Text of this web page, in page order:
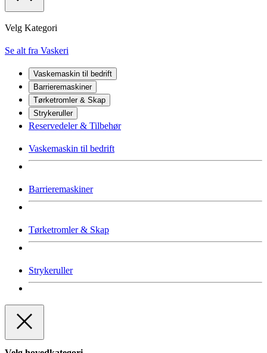
Velg Kategori
Se alt fra Vaskeri
Vaskemaskin til bedrift
Barrieremaskiner
Tørketromler & Skap
Strykeruller
Reservedeler & Tilbehør
Vaskemaskin til bedrift
Barrieremaskiner
Tørketromler & Skap
Strykeruller